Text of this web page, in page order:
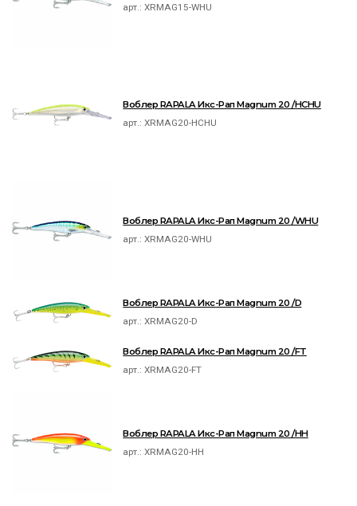
арт.:XRMAG15-WHU
Воблер RAPALA Икс-Рап Magnum 20 /HCHU
арт.:XRMAG20-HCHU
Воблер RAPALA Икс-Рап Magnum 20 /WHU
арт.:XRMAG20-WHU
Воблер RAPALA Икс-Рап Magnum 20 /D
арт.:XRMAG20-D
Воблер RAPALA Икс-Рап Magnum 20 /FT
арт.:XRMAG20-FT
Воблер RAPALA Икс-Рап Magnum 20 /HH
арт.:XRMAG20-HH